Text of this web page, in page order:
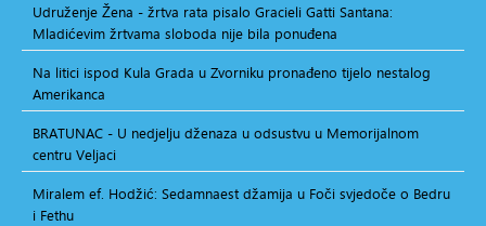
Udruženje Žena - žrtva rata pisalo Gracieli Gatti Santana:
Mladićevim žrtvama sloboda nije bila ponuđena
Na litici ispod Kula Grada u Zvorniku pronađeno tijelo nestalog
Amerikanca
BRATUNAC - U nedjelju dženaza u odsustvu u Memorijalnom
centru Veljaci
Miralem ef. Hodžić: Sedamnaest džamija u Foči svjedoče o Bedru
i Fethu